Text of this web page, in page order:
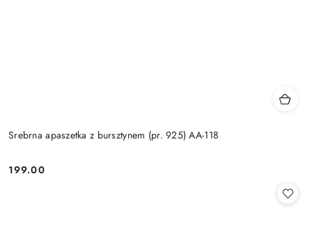
Srebrna apaszetka z bursztynem (pr. 925) AA-118
Cena:
199.00